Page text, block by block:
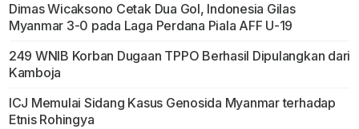
Dimas Wicaksono Cetak Dua Gol, Indonesia Gilas
Myanmar 3-0 pada Laga Perdana Piala AFF U-19
249 WNIB Korban Dugaan TPPO Berhasil Dipulangkan dari
Kamboja
ICJ Memulai Sidang Kasus Genosida Myanmar terhadap
Etnis Rohingya